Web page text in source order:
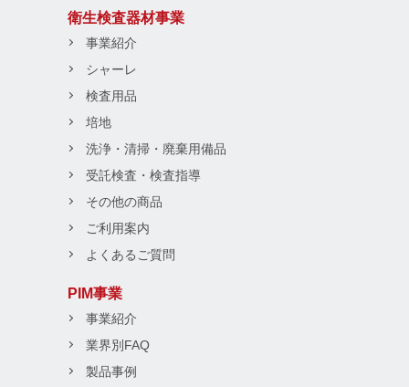
衛生検査器材事業
事業紹介
シャーレ
検査用品
培地
洗浄・清掃・廃棄用備品
受託検査・検査指導
その他の商品
ご利用案内
よくあるご質問
PIM事業
事業紹介
業界別FAQ
製品事例